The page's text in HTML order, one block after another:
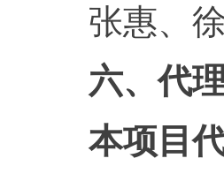
张惠、
六、代
本项目